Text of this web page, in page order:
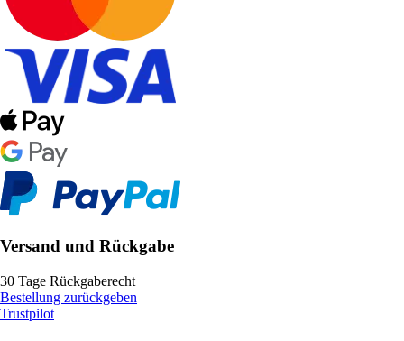
Versand und Rückgabe
30 Tage Rückgaberecht
Bestellung zurückgeben
Trustpilot